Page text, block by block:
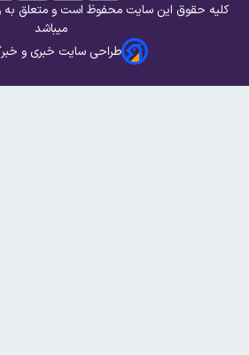
کلیه حقوق این سایت محفوظ است و متعلق به
میباشد
طراحی سایت خبری و